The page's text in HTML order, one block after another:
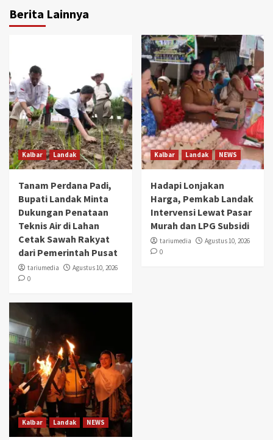
Berita Lainnya
Kalbar Landak
Tanam Perdana Padi,
Bupati Landak Minta
Dukungan Penataan
Teknis Air di Lahan
Cetak Sawah Rakyat
dari Pemerintah Pusat
tariumedia
Agustus 10, 2026
0
Kalbar Landak NEWS
Hadapi Lonjakan
Harga, Pemkab Landak
Intervensi Lewat Pasar
Murah dan LPG Subsidi
tariumedia
Agustus 10, 2026
0
Kalbar Landak NEWS